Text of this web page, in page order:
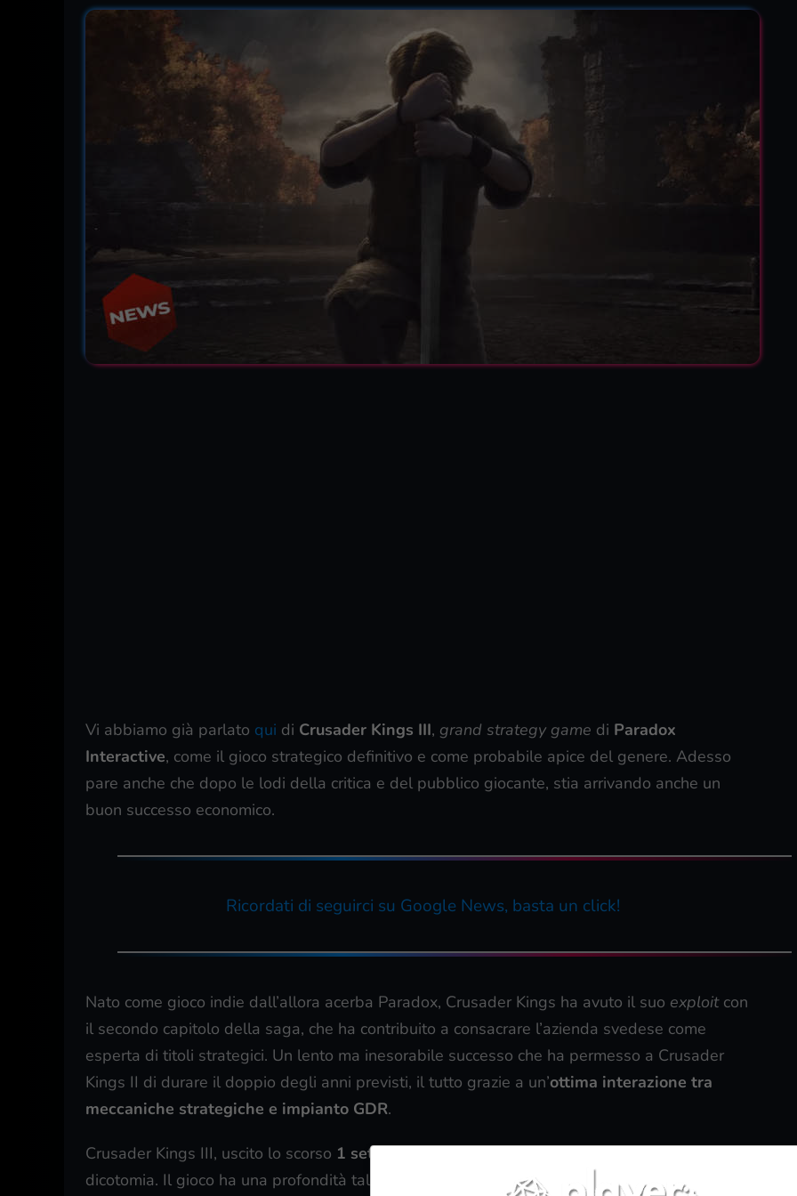
Vi abbiamo già parlato qui di Crusader Kings III, grand strategy game di Paradox
Interactive, come il gioco strategico definitivo e come probabile apice del genere. Adesso
pare anche che dopo le lodi della critica e del pubblico giocante, stia arrivando anche un
buon successo economico.
Ricordati di seguirci su Google News, basta un click!
Nato come gioco indie dall’allora acerba Paradox, Crusader Kings ha avuto il suo exploitcon
il secondo capitolo della saga, che ha contribuito a consacrare l’azienda svedese come
esperta di titoli strategici. Un lento ma inesorabile successo che ha permesso a Crusader
Kings II di durare il doppio degli anni previsti, il tutto grazie a un’ottima interazione tra
meccaniche strategiche e impianto GDR.
Crusader Kings III, uscito lo scorso 1 settembresu PC, è l’esatta coronazione di questa
dicotomia. Il gioco ha una profondità tale che abbiamo visto giocatori compiere le gesta più